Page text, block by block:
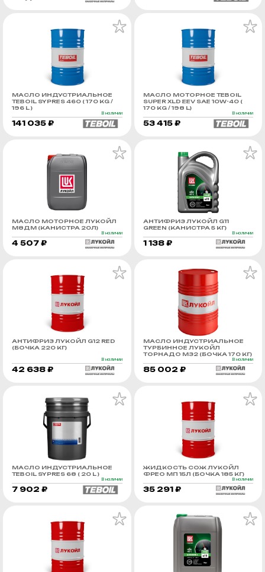
МАСЛО ИНДУСТРИАЛЬНОЕ
TEBOIL SYPRES 460 ( 170 KG /
196 L )
В наличии
141 035 ₽
МАСЛО МОТОРНОЕ TEBOIL
SUPER XLD EEV SAE 10W-40 (
170 KG / 198 L)
В наличии
53 415 ₽
МАСЛО МОТОРНОЕ ЛУКОЙЛ
М8ДМ (КАНИСТРА 20Л)
В наличии
4 507 ₽
АНТИФРИЗ ЛУКОЙЛ G11
GREEN (КАНИСТРА 5 КГ)
В наличии
1 138 ₽
АНТИФРИЗ ЛУКОЙЛ G12 RED
(БОЧКА 220 КГ)
В наличии
42 638 ₽
МАСЛО ИНДУСТРИАЛЬНОЕ
ТУРБИННОЕ ЛУКОЙЛ
ТОРНАДО М32 (БОЧКА 170 КГ)
В наличии
85 002 ₽
МАСЛО ИНДУСТРИАЛЬНОЕ
TEBOIL SYPRES 68 ( 20 L )
В наличии
7 902 ₽
ЖИДКОСТЬ СОЖ ЛУКОЙЛ
ФРЕО МП 15Л (БОЧКА 185 КГ)
В наличии
35 291 ₽